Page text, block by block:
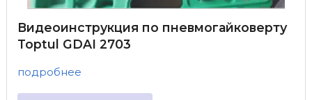
Видеоинструкция по пневмогайковерту
Toptul GDAI 2703
подробнее